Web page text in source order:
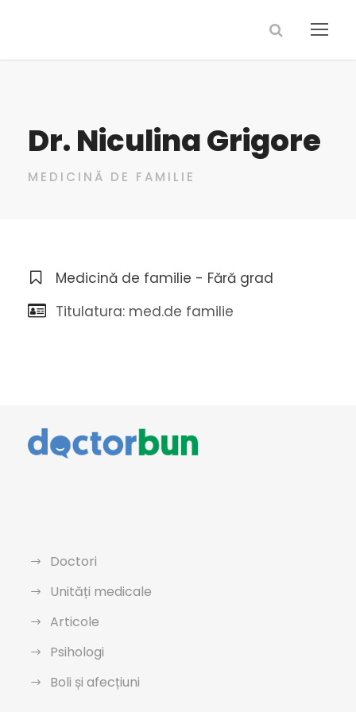
Dr. Niculina Grigore
MEDICINĂ DE FAMILIE
Medicină de familie - Fără grad
Titulatura: med.de familie
Doctori
Unități medicale
Articole
Psihologi
Boli și afecțiuni